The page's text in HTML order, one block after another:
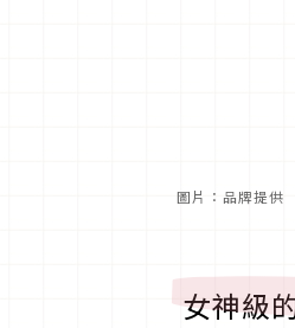
圖片：品牌提供
女神級